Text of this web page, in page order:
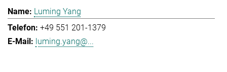
Luming Yang
+49 551 201-1379
luming.yang@...